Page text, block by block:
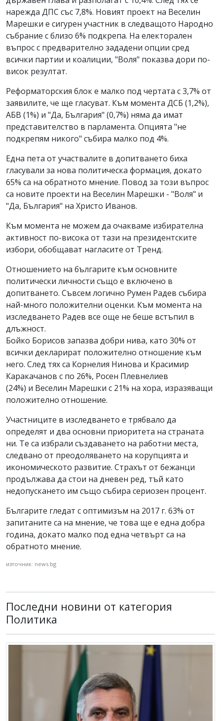
нарежда ДПС със 7,8%. Новият проект на Веселин
Марешки е сигурен участник в следващото Народно
събрание с близо 6% подкрепа. На електорален
въпрос с предварително зададени опции сред
всички партии и коалиции, "Воля" показва дори по-
висок резултат.
Реформаторския блок е малко под чертата с 3,7% от
заявилите, че ще гласуват. Към момента ДСБ (1,2%),
АБВ (1%) и "Да, България" (0,7%) няма да имат
представителство в парламента. Опцията "не
подкрепям никого" събира малко под 4%.
Една пета от участвалите в допитването биха
гласували за нова политическа формация, докато
65% са на обратното мнение. Повод за този въпрос
са новите проекти на Веселин Марешки - "Воля" и
"Да, България" на Христо Иванов.
Към момента не можем да очакваме избирателна
активност по-висока от тази на президентските
избори, обобщават нагласите от Тренд.
Отношението на българите към основните
политически личности също е включено в
допитването. Съвсем логично Румен Радев събира
най-много положителни оценки. Към момента на
изследването Радев все още не беше встъпил в
длъжност.
Бойко Борисов запазва добри нива, като 30% от
всички декларират положително отношение към
него. След тях са Корнелия Нинова и Красимир
Каракачанов с по 26%, Росен Плевнелиев
(24%) и Веселин Марешки с 21% на хора, изразяващи
положително отношение.
Участниците в изследването е трябвало да
определят и два основни приоритета на страната
ни. Те са избрали създаването на работни места,
следвано от преодоляването на корупцията и
икономическото развитие. Страхът от бежанци
продължава да стои на дневен ред, тъй като
недопускането им също събира сериозен процент.
Българите гледат с оптимизъм на 2017 г. 63% от
запитаните са на мнение, че това ще е една добра
година, докато малко под една четвърт са на
обратното мнение.
източник: news.bg
Последни новини от категория
Политика